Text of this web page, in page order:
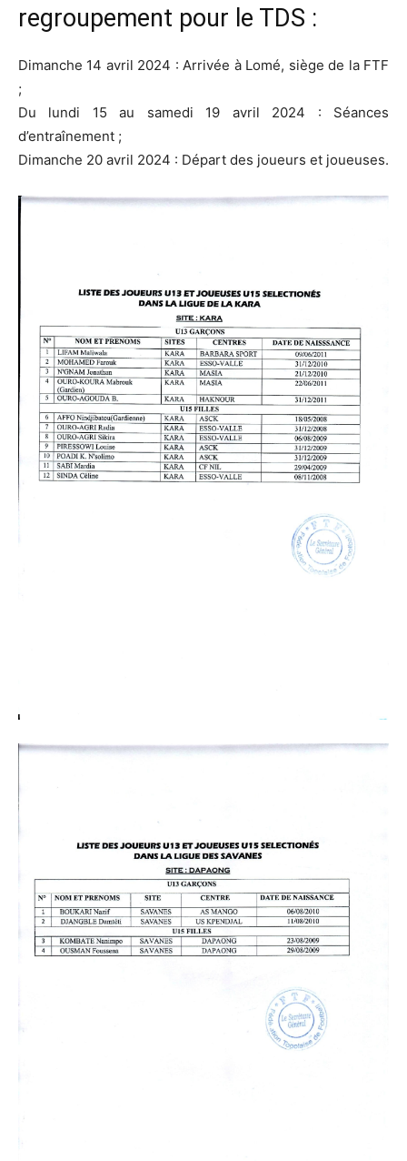
regroupement pour le TDS :
Dimanche 14 avril 2024 : Arrivée à Lomé, siège de la FTF
;
Du lundi 15 au samedi 19 avril 2024 : Séances
d’entraînement ;
Dimanche 20 avril 2024 : Départ des joueurs et joueuses.